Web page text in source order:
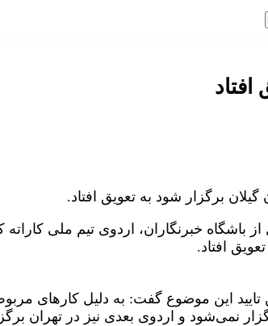
افتاد
برگزار شود به تعویق افتاد.
باشگاه خبرنگاران، اردوی تیم ملی کاراته
افتاد.
این موضوع گفت: به دلیل کارهای
نمی‌شود و اردوی بعدی نیز در تهران